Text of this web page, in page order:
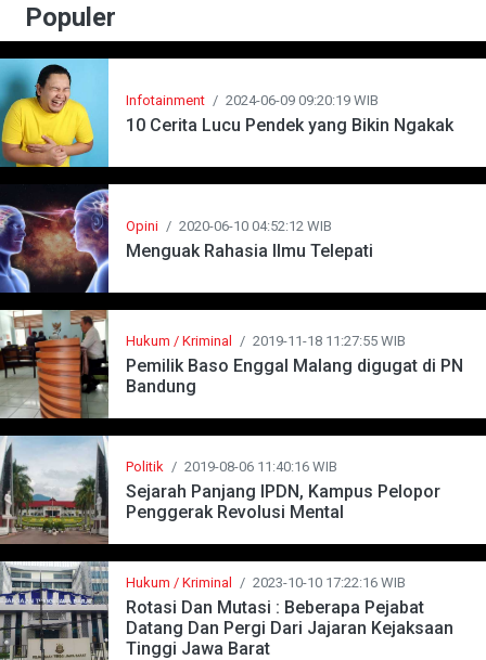
Populer
Infotainment / 2024-06-09 09:20:19 WIB
10 Cerita Lucu Pendek yang Bikin Ngakak
Opini / 2020-06-10 04:52:12 WIB
Menguak Rahasia Ilmu Telepati
Hukum / Kriminal / 2019-11-18 11:27:55 WIB
Pemilik Baso Enggal Malang digugat di PN
Bandung
Politik / 2019-08-06 11:40:16 WIB
Sejarah Panjang IPDN, Kampus Pelopor
Penggerak Revolusi Mental
Hukum / Kriminal / 2023-10-10 17:22:16 WIB
Rotasi Dan Mutasi : Beberapa Pejabat
Datang Dan Pergi Dari Jajaran Kejaksaan
Tinggi Jawa Barat